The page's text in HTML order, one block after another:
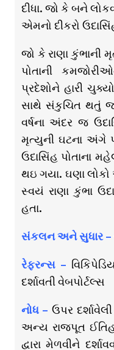
દીધા. જો કે બને
એમનો દીકરો
જો કે રાણા કુંભાની
પોતાની
પ્રદેશોને હારી
સાથે સંકુચિત થતું
વર્ષના અંદર જ
મૃત્યુની ઘટના અંગે
ઉદાસિંહ પોતાના
થઇ ગયા. ઘણા
સ્વયં રાણા કુંભા
હતા.
સંકલન અને સુધાર –
રેફરન્સ –
દર્શાવતી વેબપોર્ટલ્સ
નોધ – ઉપર
અન્ય રાજપૂત
દ્વારા મેળવીને